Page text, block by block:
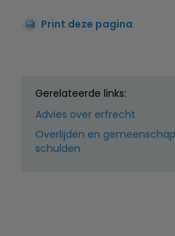
Print deze pagina
Gerelateerde links:
Advies over erfrecht
Overlijden en
schulden